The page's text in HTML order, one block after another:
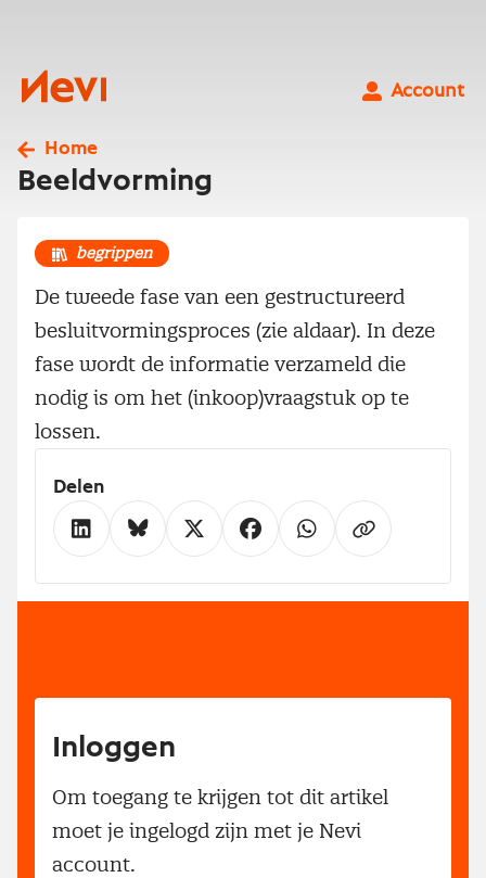
Nevi
Account
Home
Beeldvorming
begrippen
De tweede fase van een gestructureerd
besluitvormingsproces (zie aldaar). In deze
fase wordt de informatie verzameld die
nodig is om het (inkoop)vraagstuk op te
lossen.
Delen
Inloggen
Om toegang te krijgen tot dit artikel
moet je ingelogd zijn met je Nevi
account.